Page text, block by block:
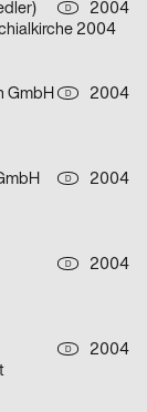
D
2004
2004
GmbH D
2004
D
2004
D
2004
D
2004